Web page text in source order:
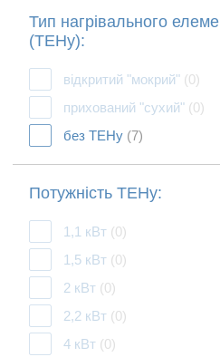
Тип нагрівального
(ТЕНу):
відкритий "мокрий" (0)
прихований "сухий" (0)
без ТЕНу (7)
Потужність ТЕНу:
1,1 кВт (0)
1,5 кВт (0)
2 кВт (0)
2,2 кВт (0)
4 кВт (0)